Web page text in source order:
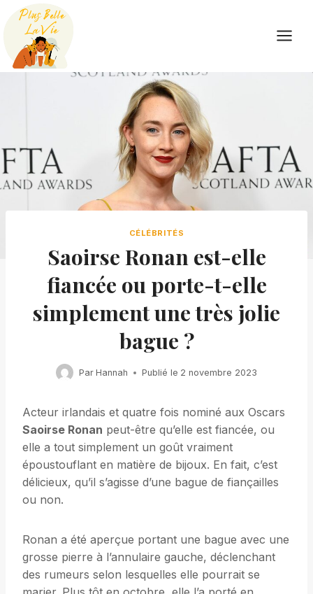
Skip
content
CÉLÉBRITÉS
Saoirse Ronan est-elle
fiancée ou porte-t-elle
simplement une très jolie
bague ?
Par Hannah Publié le 2 novembre 2023
Acteur irlandais et quatre fois nominé aux Oscars
Saoirse Ronan peut-être qu’elle est fiancée, ou
elle a tout simplement un goût vraiment
époustouflant en matière de bijoux. En fait, c’est
délicieux, qu’il s’agisse d’une bague de fiançailles
ou non.
Ronan a été aperçue portant une bague avec une
grosse pierre à l’annulaire gauche, déclenchant
des rumeurs selon lesquelles elle pourrait se